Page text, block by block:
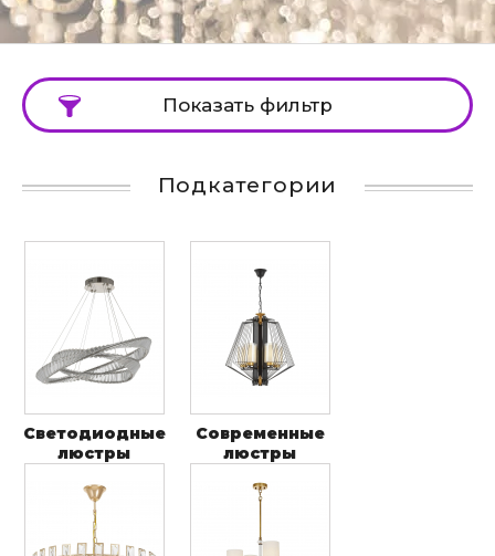
Показать фильтр
Подкатегории
Светодиодные
люстры
Современные
люстры